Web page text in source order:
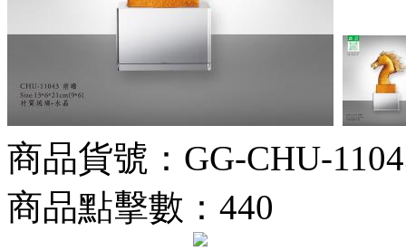
商品貨號：GG-CHU-
商品點擊數：440